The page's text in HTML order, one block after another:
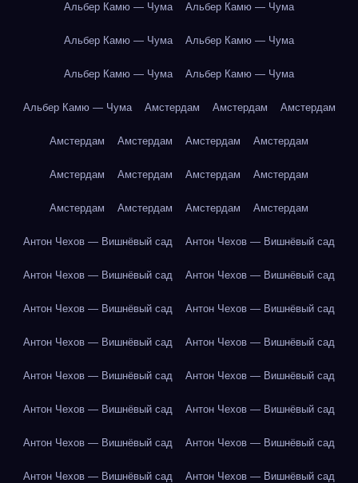
Альбер Камю — Чума Альбер Камю — Чума
Альбер Камю — Чума Альбер Камю — Чума
Альбер Камю — Чума Альбер Камю — Чума
Альбер Камю — Чума Амстердам Амстердам Амстердам
Амстердам Амстердам Амстердам Амстердам
Амстердам Амстердам Амстердам Амстердам
Амстердам Амстердам Амстердам Амстердам
Антон Чехов — Вишнёвый сад Антон Чехов — Вишнёвый сад
Антон Чехов — Вишнёвый сад Антон Чехов — Вишнёвый сад
Антон Чехов — Вишнёвый сад Антон Чехов — Вишнёвый сад
Антон Чехов — Вишнёвый сад Антон Чехов — Вишнёвый сад
Антон Чехов — Вишнёвый сад Антон Чехов — Вишнёвый сад
Антон Чехов — Вишнёвый сад Антон Чехов — Вишнёвый сад
Антон Чехов — Вишнёвый сад Антон Чехов — Вишнёвый сад
Антон Чехов — Вишнёвый сад Антон Чехов — Вишнёвый сад